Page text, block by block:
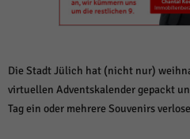
Die Stadt Jülich hat (nicht nur)
virtuellen Adventskalender gepackt
Tag ein oder mehrere Souvenirs
Essenziell (1)